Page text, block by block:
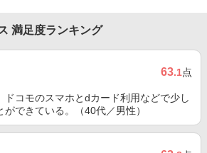
満足度ランキング
63.1点
ドコモのスマホとdカード利用などで少し
できている。（40代／男性）